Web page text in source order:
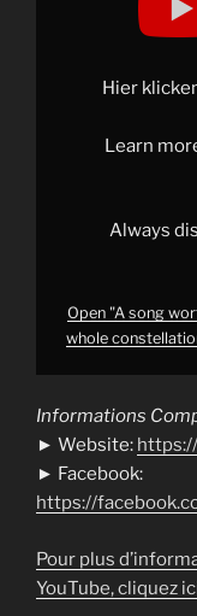
Hier
Learn
Always
Open "A song
whole
Informations
► Website:
► Facebook:
https://
Pour plus
YouTube, cliquez